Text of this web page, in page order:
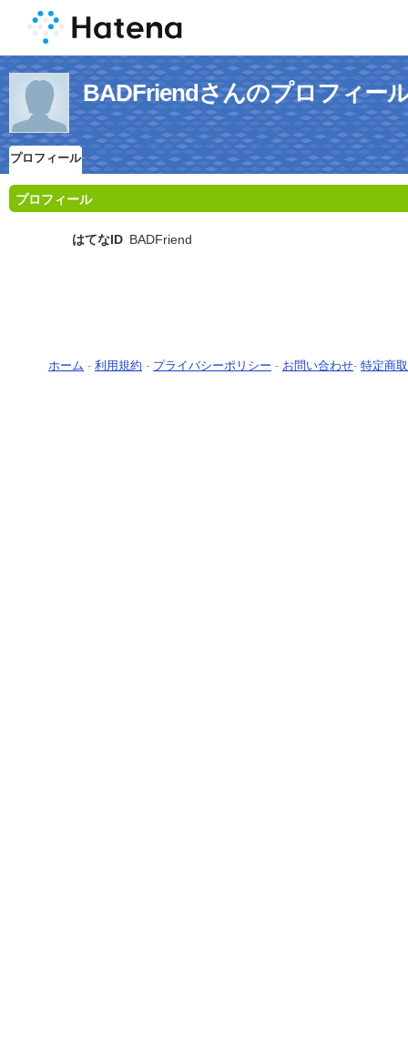
BADFriendさんのプロフィー
プロフィール
プロフィール
はてなID BADFriend
ホーム - 利用規約 - プライバシーポリシー - お問い合わせ- 特定商